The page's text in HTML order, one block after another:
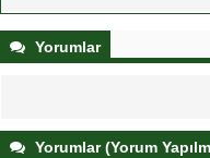
Yorumlar
Yorumlar (Yorum